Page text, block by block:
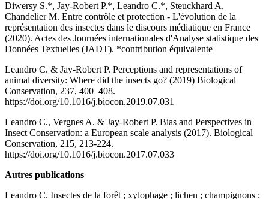
Diwersy S.*, Jay-Robert P.*, Leandro C.*, Steuckhard A,
Chandelier M. Entre contrôle et protection - L'évolution de la
représentation des insectes dans le discours médiatique en France
(2020). Actes des Journées internationales d'Analyse statistique des
Données Textuelles (JADT). *contribution équivalente
Leandro C. & Jay-Robert P. Perceptions and representations of
animal diversity: Where did the insects go? (2019) Biological
Conservation, 237, 400–408.
https://doi.org/10.1016/j.biocon.2019.07.031
Leandro C., Vergnes A. & Jay-Robert P. Bias and Perspectives in
Insect Conservation: a European scale analysis (2017). Biological
Conservation, 215, 213-224.
https://doi.org/10.1016/j.biocon.2017.07.033
Autres publications
Leandro C. Insectes de la forêt ; xylophage ; lichen ; champignons ;